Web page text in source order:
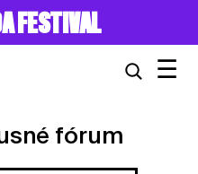
FESTIVAL
☰
fórum